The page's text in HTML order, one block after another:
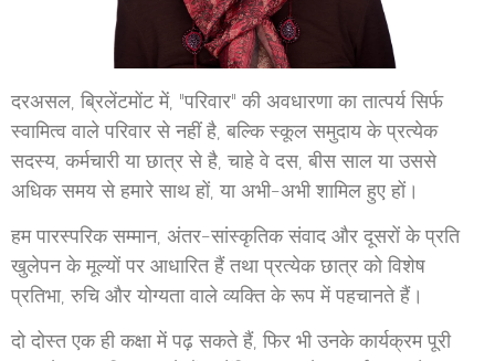
दरअसल, ब्रिलेंटमोंट में, "परिवार" की अवधारणा का तात्पर्य सिर्फ
स्वामित्व वाले परिवार से नहीं है, बल्कि स्कूल समुदाय के प्रत्येक
सदस्य, कर्मचारी या छात्र से है, चाहे वे दस, बीस साल या उससे
अधिक समय से हमारे साथ हों, या अभी-अभी शामिल हुए हों।
हम पारस्परिक सम्मान, अंतर-सांस्कृतिक संवाद और दूसरों के प्रति
खुलेपन के मूल्यों पर आधारित हैं तथा प्रत्येक छात्र को विशेष
प्रतिभा, रुचि और योग्यता वाले व्यक्ति के रूप में पहचानते हैं।
दो दोस्त एक ही कक्षा में पढ़ सकते हैं, फिर भी उनके कार्यक्रम पूरी